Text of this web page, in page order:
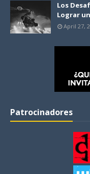
Los
Lograr
April 27,
Patrocinadores